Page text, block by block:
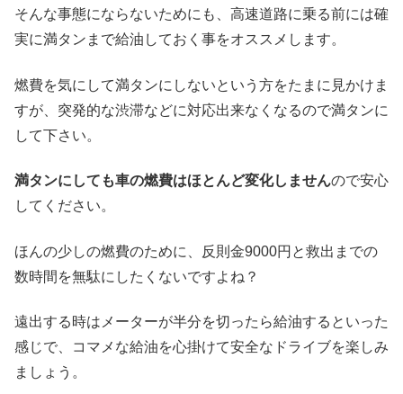
そんな事態にならないためにも、高速道路に乗る前には確
実に満タンまで給油しておく事をオススメします。
燃費を気にして満タンにしないという方をたまに見かけま
すが、突発的な渋滞などに対応出来なくなるので満タンに
して下さい。
満タンにしても車の燃費はほとんど変化しませんので安心
してください。
ほんの少しの燃費のために、反則金9000円と救出までの
数時間を無駄にしたくないですよね？
遠出する時はメーターが半分を切ったら給油するといった
感じで、コマメな給油を心掛けて安全なドライブを楽しみ
ましょう。